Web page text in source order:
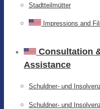
Stadtteilmütter
Impressions and
Consultation
Assistance
Schuldner- und
Schuldner- und